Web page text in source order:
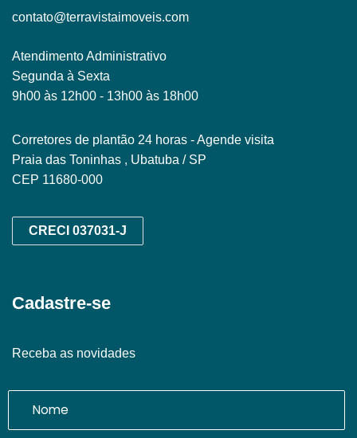
contato@terravistaimoveis.com
Atendimento Administrativo
Segunda à Sexta
9h00 às 12h00 - 13h00 às 18h00
Corretores de plantão 24 horas - Agende visita
Praia das Toninhas , Ubatuba / SP
CEP 11680-000
CRECI 037031-J
Cadastre-se
Receba as novidades